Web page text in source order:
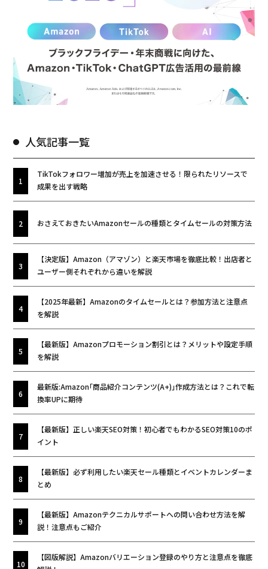
人気記事一覧
TikTokフォロワー増加が売上を加速させる！限られたリソースで
成果を出す戦略
おさえておきたいAmazonセールの種類とタイムセールの対策方法
【決定版】Amazon（アマゾン）と楽天市場を徹底比較！出店者と
ユーザー側それぞれから違いを解説
【2025年最新】Amazonのタイムセールとは？参加方法と注意点
を解説
【最新版】Amazonプロモーション割引とは？メリットや設定手順
を解説
最新版:Amazon｢商品紹介コンテンツ(A+)｣作成方法とは？これで転
換率UPに期待
【最新版】正しい楽天SEO対策！初心者でもわかるSEO対策10のポ
イント
【最新版】必ず利用したい楽天セール種類とイベントカレンダーま
とめ
【最新版】Amazonテクニカルサポートへの問い合わせ方法を解
説！注意点もご紹介
【図版解説】Amazonバリエーション登録のやり方と注意点を徹底